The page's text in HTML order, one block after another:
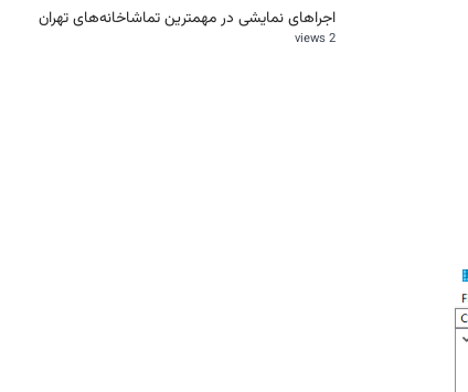
اجراهای نمایشی در مهمترین تماشاخانه‌های تهران
2 views